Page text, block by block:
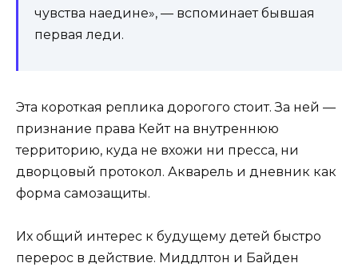
чувства наедине», — вспоминает бывшая
первая леди.
Эта короткая реплика дорогого стоит. За ней —
признание права Кейт на внутреннюю
территорию, куда не вхожи ни пресса, ни
дворцовый протокол. Акварель и дневник как
форма самозащиты.
Их общий интерес к будущему детей быстро
перерос в действие. Миддлтон и Байден